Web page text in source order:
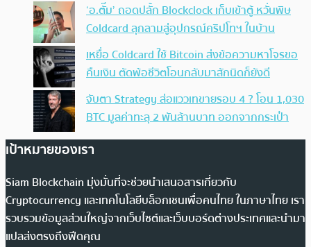
‘อ.ตั๊ม’ ถอดปลั้ก Blockclock เก็บเข้าตู้ หวั่นพิษ
Coldcard ลุกลามสู่อุปกรณ์คริปโทฯ ในบ้าน
เหยื่อ Coldcard ใช้ Bitcoin ส่งข้อความหาโจรขอ
คืนเงิน ตัดพ้อชีวิตโอนกลับมาสักนิดก็ยังดี
จับตา Strategy ส่อแววเทขายรอบ 4 ? โอน 1,030
BTC มูลค่าทะลุ 2 พันล้านบาท ออกจากกระเป๋า
เป้าหมายของเรา
Siam Blockchain มุ่งมั่นที่จะช่วยนำเสนอสารเกี่ยวกับ
Cryptocurrency และเทคโนโลยีบล็อกเชนเพื่อคนไทย ในภาษาไทย เรา
รวบรวมข้อมูลส่วนใหญ่จากเว็บไซต์และเว็บบอร์ดต่างประเทศและนำมา
แปลส่งตรงถึงฟีดคุณ